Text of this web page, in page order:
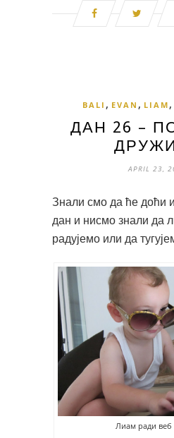
BALI , EVAN , LIAM ,
ДАН 26 –
APRIL 23,
Знали смо да ће доћи
дан и нисмо знали да
радујемо или да
Лиам ради веб